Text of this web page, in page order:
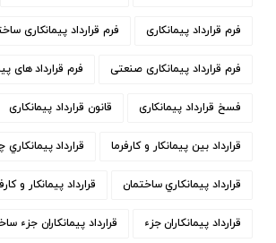
فرم قرارداد پیمانکاری فرم قرارداد پیمانکاری
فرم قرارداد پیمانکاری صنعتی فرم قرارداد های
فسخ قرارداد پیمانکاری قانون قرارداد پیمانکاری
قرارداد بین پیمانکار و کارفرما قرارداد
قرارداد پيمانكاري ساختمان قرارداد پیمانکار و
قرارداد پیمانکاران جزء قرارداد پیمانکاران جزء